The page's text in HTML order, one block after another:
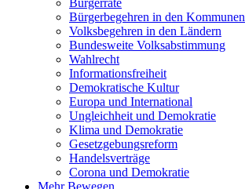
Bürgerbegehren in den Kommunen
Volksbegehren in den Ländern
Bundesweite Volksabstimmung
Wahlrecht
Informationsfreiheit
Demokratische Kultur
Europa und International
Ungleichheit und Demokratie
Klima und Demokratie
Gesetzgebungsreform
Handelsverträge
Corona und Demokratie
Mehr Bewegen